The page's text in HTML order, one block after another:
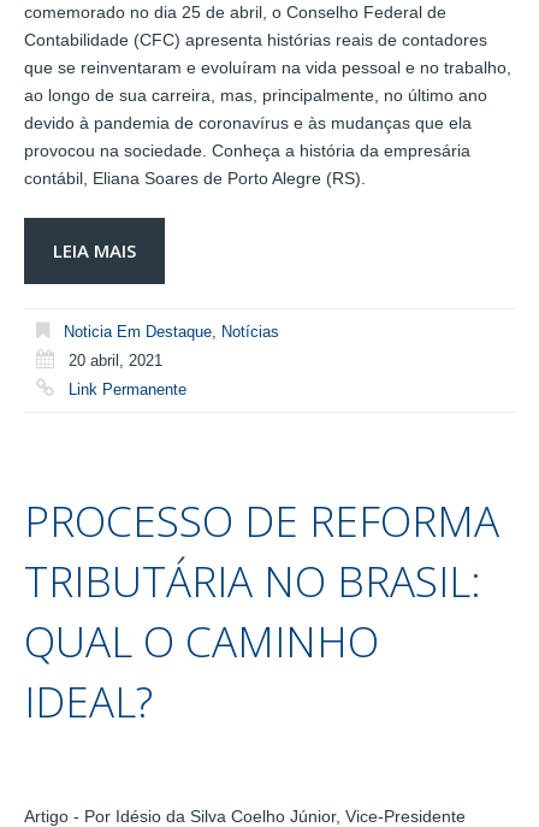
comemorado no dia 25 de abril, o Conselho Federal de
Contabilidade (CFC) apresenta histórias reais de contadores
que se reinventaram e evoluíram na vida pessoal e no trabalho,
ao longo de sua carreira, mas, principalmente, no último ano
devido à pandemia de coronavírus e às mudanças que ela
provocou na sociedade. Conheça a história da empresária
contábil, Eliana Soares de Porto Alegre (RS).
LEIA MAIS
Noticia Em Destaque, Notícias
20 abril, 2021
Link Permanente
PROCESSO DE REFORMA
TRIBUTÁRIA NO BRASIL:
QUAL O CAMINHO
IDEAL?
Artigo - Por Idésio da Silva Coelho Júnior, Vice-Presidente